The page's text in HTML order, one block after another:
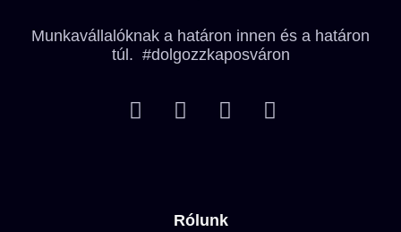
Munkavállalóknak a határon innen és a határon
túl. #dolgozzkaposváron
Rólunk